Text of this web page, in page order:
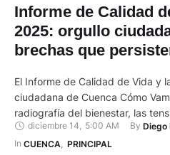
Informe de Calidad
2025: orgullo
brechas que
El Informe de Calidad de Vida y
ciudadana de Cuenca Cómo
radiografía del bienestar, las
de la ciudad. Sobre sus
pasado miércoles), dialogan con
diciembre 14, 5:00 AM By Diego
In CUENCA PRINCIPAL